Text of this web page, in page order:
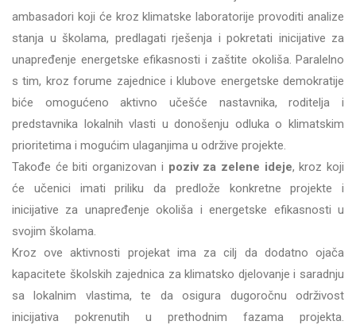
ambasadori koji će kroz klimatske laboratorije provoditi analize
stanja u školama, predlagati rješenja i pokretati inicijative za
unapređenje energetske efikasnosti i zaštite okoliša. Paralelno
s tim, kroz forume zajednice i klubove energetske demokratije
biće omogućeno aktivno učešće nastavnika, roditelja i
predstavnika lokalnih vlasti u donošenju odluka o klimatskim
prioritetima i mogućim ulaganjima u održive projekte.
Takođe će biti organizovan i poziv za zelene ideje, kroz koji
će učenici imati priliku da predlože konkretne projekte i
inicijative za unapređenje okoliša i energetske efikasnosti u
svojim školama.
Kroz ove aktivnosti projekat ima za cilj da dodatno ojača
kapacitete školskih zajednica za klimatsko djelovanje i saradnju
sa lokalnim vlastima, te da osigura dugoročnu održivost
inicijativa pokrenutih u prethodnim fazama projekta.